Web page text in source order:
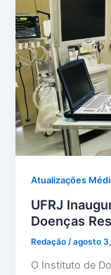
Atualizações
UFRJ
Doenças
Redação/agosto
O Instituto de